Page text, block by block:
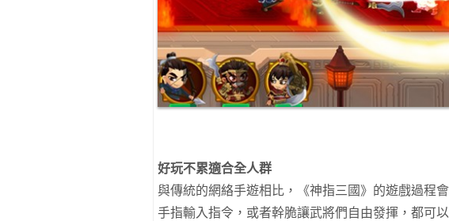
好玩不累適合全人群
與傳統的網絡手遊相比，《神指三國》的遊戲過程
手指輸入指令，或者幹脆讓武將們自由發揮，都可